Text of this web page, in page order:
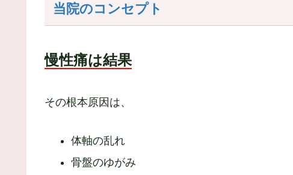
当院のコンセプト
慢性痛は結果
その根本原因は、
体軸の乱れ
骨盤のゆがみ